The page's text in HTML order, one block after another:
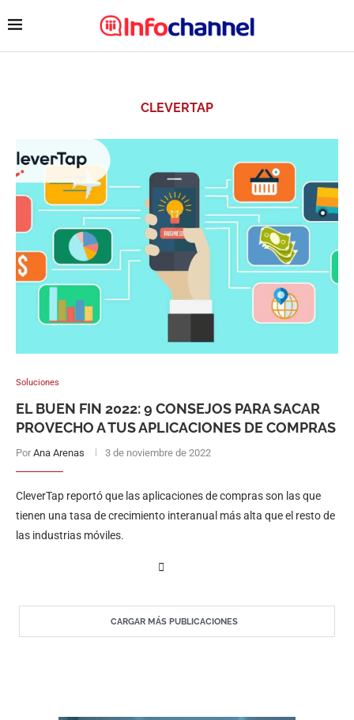
CLEVERTAP
Soluciones
EL BUEN FIN 2022: 9 CONSEJOS PARA SACAR
PROVECHO A TUS APLICACIONES DE COMPRAS
Por Ana Arenas 3 de noviembre de 2022
CleverTap reportó que las aplicaciones de compras son las que
tienen una tasa de crecimiento interanual más alta que el resto de
las industrias móviles.
CARGAR MÁS PUBLICACIONES